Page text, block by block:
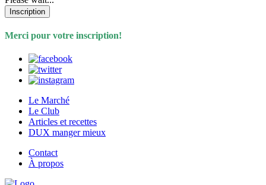
Inscription
Merci pour votre inscription!
Le Marché
Le Club
Articles et recettes
DUX manger mieux
Contact
À propos